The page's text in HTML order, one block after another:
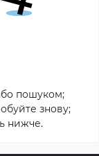
пошуком;
знову;
нижче.